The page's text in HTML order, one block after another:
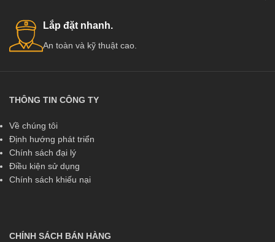
Lắp đặt nhanh.
An toàn và kỹ thuật cao.
THÔNG TIN CÔNG TY
Về chúng tôi
Định hướng phát triển
Chính sách đại lý
Điều kiện sử dụng
Chính sách khiếu nại
CHÍNH SÁCH BÁN HÀNG